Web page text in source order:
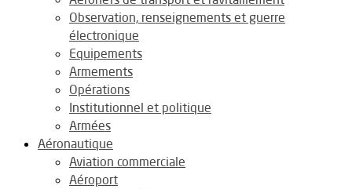
Observation, renseignements et guerre
électronique
Equipements
Armements
Opérations
Institutionnel et politique
Armées
Aéronautique
Aviation commerciale
Aéroport